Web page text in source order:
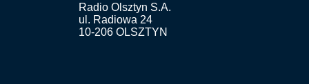
Radio Olsztyn S.A.
ul. Radiowa 24
10-206 OLSZTYN